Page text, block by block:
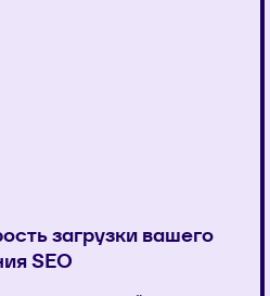
загрузки вашего
SEO